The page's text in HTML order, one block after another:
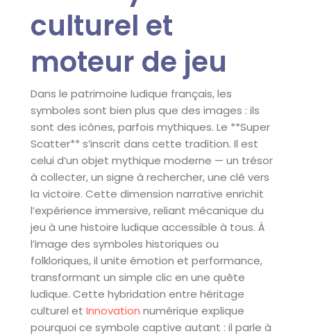
culturel et
moteur de jeu
Dans le patrimoine ludique français, les
symboles sont bien plus que des images : ils
sont des icônes, parfois mythiques. Le **Super
Scatter** s’inscrit dans cette tradition. Il est
celui d’un objet mythique moderne — un trésor
à collecter, un signe à rechercher, une clé vers
la victoire. Cette dimension narrative enrichit
l’expérience immersive, reliant mécanique du
jeu à une histoire ludique accessible à tous. À
l’image des symboles historiques ou
folkloriques, il unite émotion et performance,
transformant un simple clic en une quête
ludique. Cette hybridation entre héritage
culturel et Innovation numérique explique
pourquoi ce symbole captive autant : il parle à